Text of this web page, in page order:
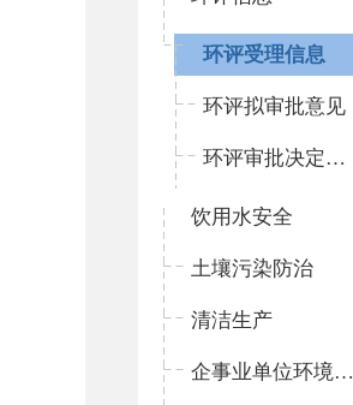
环评受理信息
环评拟审批意见
环评审批决定信息
饮用水安全
土壤污染防治
清洁生产
企事业单位环境信息